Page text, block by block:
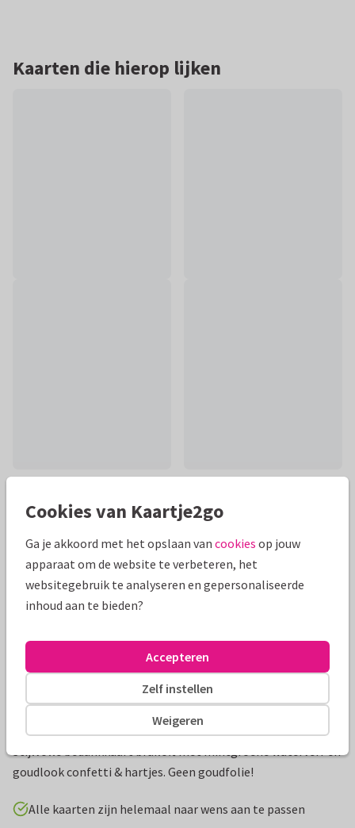
Kaarten die hierop lijken
Mooie extra's bij je kaart
Stijlvolle bedankkaart bruiloft met mintgroene waterverf en
goudlook confetti & hartjes. Geen goudfolie!
Alle kaarten zijn helemaal naar wens aan te passen
Cookies van Kaartje2go
Ga je akkoord met het opslaan van cookies op jouw
apparaat om de website te verbeteren, het
websitegebruik te analyseren en gepersonaliseerde
inhoud aan te bieden?
Weigeren
Zelf instellen
Accepteren